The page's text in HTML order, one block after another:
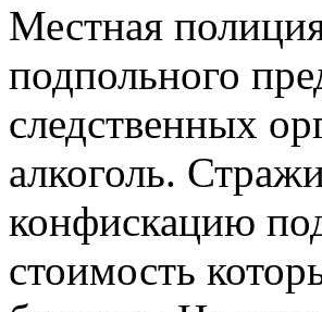
Местная
подпольного
следственных
алкоголь.
конфискацию
стоимость